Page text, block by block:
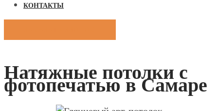
КОНТАКТЫ
Натяжные потолки с
фотопечатью в Самаре